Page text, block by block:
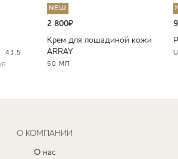
43,5
NEW
2 800₽
Крем для лошадиной кожи
ARRAY
50 МЛ
О КОМПАНИИ
О нас